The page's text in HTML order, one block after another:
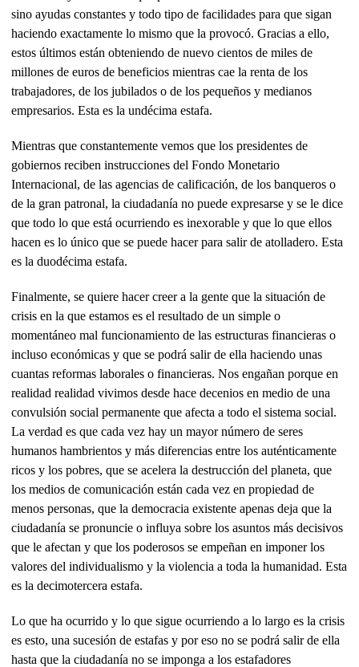
sino ayudas constantes y todo tipo de facilidades para que sigan
haciendo exactamente lo mismo que la provocó. Gracias a ello,
estos últimos están obteniendo de nuevo cientos de miles de
millones de euros de beneficios mientras cae la renta de los
trabajadores, de los jubilados o de los pequeños y medianos
empresarios. Esta es la undécima estafa.
Mientras que constantemente vemos que los presidentes de
gobiernos reciben instrucciones del Fondo Monetario
Internacional, de las agencias de calificación, de los banqueros o
de la gran patronal, la ciudadanía no puede expresarse y se le dice
que todo lo que está ocurriendo es inexorable y que lo que ellos
hacen es lo único que se puede hacer para salir de atolladero. Esta
es la duodécima estafa.
Finalmente, se quiere hacer creer a la gente que la situación de
crisis en la que estamos es el resultado de un simple o
momentáneo mal funcionamiento de las estructuras financieras o
incluso económicas y que se podrá salir de ella haciendo unas
cuantas reformas laborales o financieras. Nos engañan porque en
realidad realidad vivimos desde hace decenios en medio de una
convulsión social permanente que afecta a todo el sistema social.
La verdad es que cada vez hay un mayor número de seres
humanos hambrientos y más diferencias entre los auténticamente
ricos y los pobres, que se acelera la destrucción del planeta, que
los medios de comunicación están cada vez en propiedad de
menos personas, que la democracia existente apenas deja que la
ciudadanía se pronuncie o influya sobre los asuntos más decisivos
que le afectan y que los poderosos se empeñan en imponer los
valores del individualismo y la violencia a toda la humanidad. Esta
es la decimotercera estafa.
Lo que ha ocurrido y lo que sigue ocurriendo a lo largo es la crisis
es esto, una sucesión de estafas y por eso no se podrá salir de ella
hasta que la ciudadanía no se imponga a los estafadores